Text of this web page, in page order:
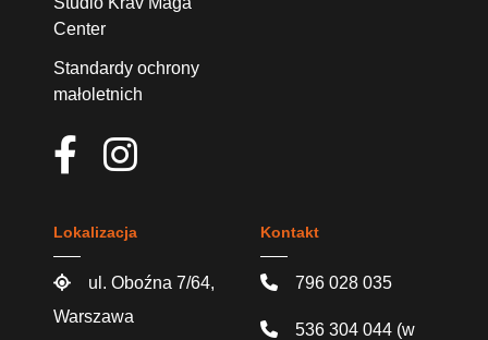
Center
Standardy ochrony
małoletnich
Lokalizacja
ul. Oboźna 7/64,
Warszawa
Kontakt
796 028 035
536 304 044 (w